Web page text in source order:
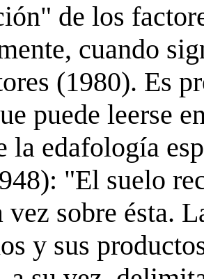
de los
cuando
(1980). Es
puede leerse
la edafología
"El suelo
vez sobre ésta.
y sus